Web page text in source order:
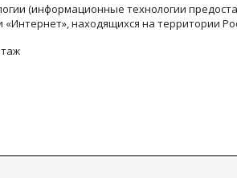
(информационные технологии
находящихся на территории